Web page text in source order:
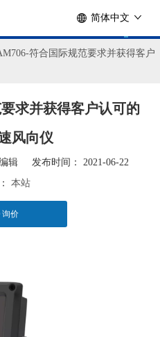
简体中文
符合国际规范要求并获得客户
求并获得客户认可的
风向仪
辑 发布时间： 2021-06-22
本站
询价